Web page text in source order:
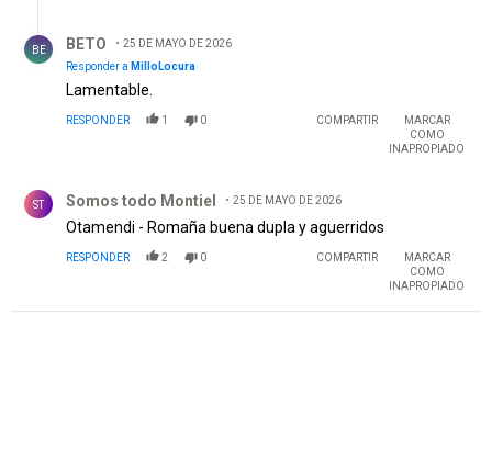
BE BETO
25 DE MAYO DE 2026
Responder a MilloLocura
Lamentable.
RESPONDER 1 0 COMPARTIR
MARCAR
COMO
INAPROPIADO
ST Somos todo Montiel 25 DE MAYO DE 2026
Otamendi - Romaña buena dupla y aguerridos
RESPONDER 2 0 COMPARTIR
MARCAR
COMO
INAPROPIADO